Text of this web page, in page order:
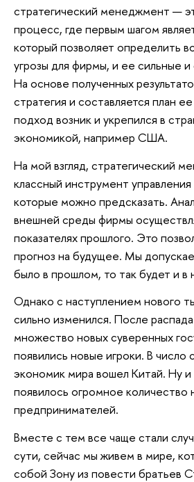
стратегический менеджмент —
процесс, где первым шагом
который позволяет определить
угрозы для фирмы, и ее сильные
На основе полученных
стратегия и составляется план
подход возник и укрепился в
экономикой, например США.
На мой взгляд, стратегический
классный инструмент
которые можно предсказать.
внешней среды фирмы
показателях прошлого. Это
прогноз на будущее. Мы
было в прошлом, то так будет и в
Однако с наступлением нового
сильно изменился. После
множество новых суверенных
появились новые игроки. В число
экономик мира вошел Китай. Ну
появилось огромное количество
предпринимателей.
Вместе с тем все чаще стали
сути, сейчас мы живем в мире,
собой Зону из повести братьев